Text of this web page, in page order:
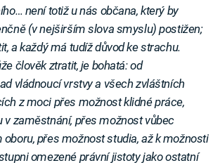
není totiž u nás občana, který by
(v nejširším slova smyslu) postižen;
a každý má tudíž důvod ke strachu.
člověk ztratit, je bohatá: od
vládnoucí vrstvy a všech zvláštních
z moci přes možnost klidné práce,
v zaměstnání, přes možnost vůbec
přes možnost studia, až k možnosti
omezené právní jistoty jako ostatní